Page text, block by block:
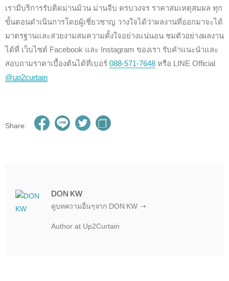
เรามีบริการรับติดม่านม้วน ม่านจีบ ครบวงจร ราคาสมเหตุสมผล ทุก
ขั้นตอนดำเนินการโดยผู้เชี่ยวชาญ วางใจได้ว่าผลงานที่ออกมาจะได้
มาตรฐานและสวยงามสมความตั้งใจอย่างแน่นอน ชมตัวอย่างผลงาน
ได้ที่ เว็บไซต์ Facebook และ Instagram ของเรา รับคำแนะนำและ
สอบถามราคาเบื้องต้นได้ที่เบอร์ 088-571-7648 หรือ LINE Official
@up2curtain
Share:
DON KW
ดูบทความอื่นๆจาก DON KW
Author at Up2Curtain